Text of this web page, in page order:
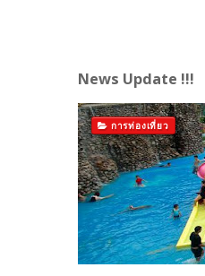
News Update !!!
การท่องเที่ยว